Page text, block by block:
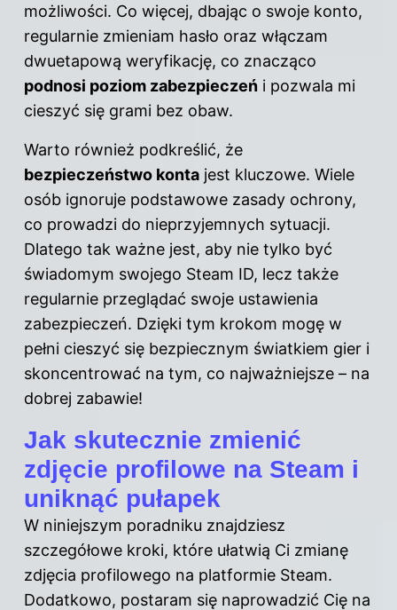
możliwości. Co więcej, dbając o swoje konto,
regularnie zmieniam hasło oraz włączam
dwuetapową weryfikację, co znacząco
podnosi poziom zabezpieczeń i pozwala mi
cieszyć się grami bez obaw.
Warto również podkreślić, że
bezpieczeństwo konta jest kluczowe. Wiele
osób ignoruje podstawowe zasady ochrony,
co prowadzi do nieprzyjemnych sytuacji.
Dlatego tak ważne jest, aby nie tylko być
świadomym swojego Steam ID, lecz także
regularnie przeglądać swoje ustawienia
zabezpieczeń. Dzięki tym krokom mogę w
pełni cieszyć się bezpiecznym światkiem gier i
skoncentrować na tym, co najważniejsze – na
dobrej zabawie!
Jak skutecznie zmienić
zdjęcie profilowe na Steam i
uniknąć pułapek
W niniejszym poradniku znajdziesz
szczegółowe kroki, które ułatwią Ci zmianę
zdjęcia profilowego na platformie Steam.
Dodatkowo, postaram się naprowadzić Cię na